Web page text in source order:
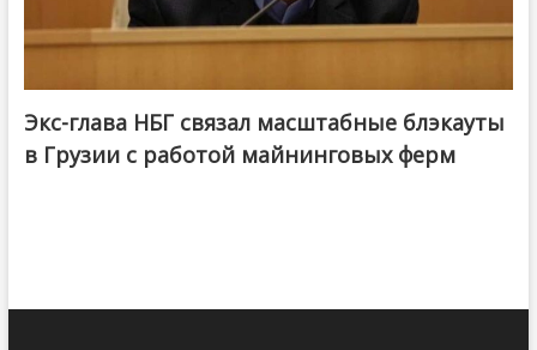
Экс-глава НБГ связал масштабные блэкауты
в Грузии с работой майнинговых ферм